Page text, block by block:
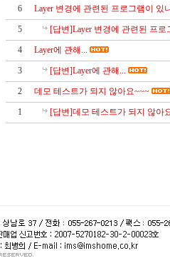
6 Layer 변경에 관련된 프로그램이 있
5 [답변]Layer 변경에 관련된 프로
4 Layer에 관해...
3 [답변]Layer에 관해...
2 데모 테스트가 되지 않아요~~~
1 [답변]데모 테스트가 되지 않아